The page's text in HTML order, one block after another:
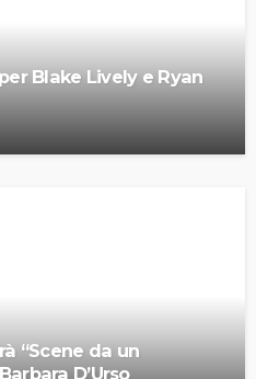
Blake Lively e Ryan
“Scene da un
D’Urso